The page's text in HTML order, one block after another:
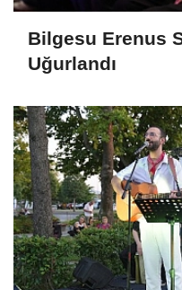
Bilgesu Erenus
Uğurlandı